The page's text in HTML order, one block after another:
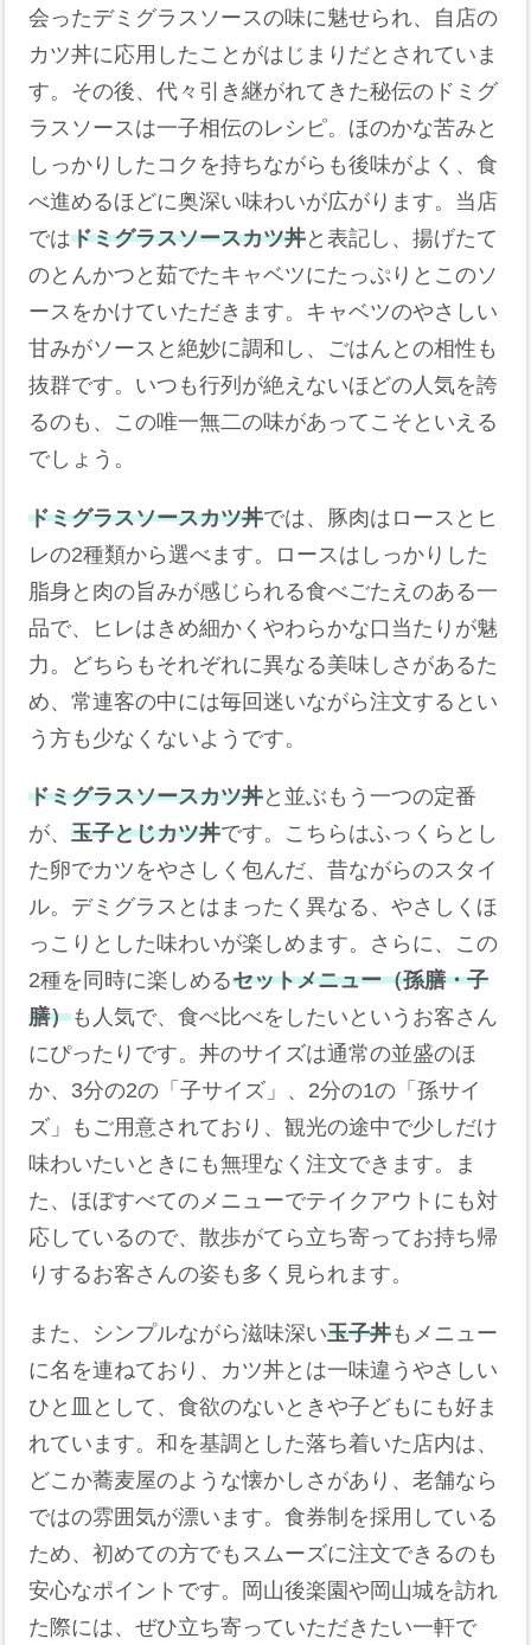
会ったデミグラスソースの味に魅せられ、自店の
カツ丼に応用したことがはじまりだとされていま
す。その後、代々引き継がれてきた秘伝のドミグ
ラスソースは一子相伝のレシピ。ほのかな苦みと
しっかりしたコクを持ちながらも後味がよく、食
べ進めるほどに奥深い味わいが広がります。当店
ではドミグラスソースカツ丼と表記し、揚げたて
のとんかつと茹でたキャベツにたっぷりとこのソ
ースをかけていただきます。キャベツのやさしい
甘みがソースと絶妙に調和し、ごはんとの相性も
抜群です。いつも行列が絶えないほどの人気を誇
るのも、この唯一無二の味があってこそといえる
でしょう。
ドミグラスソースカツ丼では、豚肉はロースとヒ
レの2種類から選べます。ロースはしっかりした
脂身と肉の旨みが感じられる食べごたえのある一
品で、ヒレはきめ細かくやわらかな口当たりが魅
力。どちらもそれぞれに異なる美味しさがあるた
め、常連客の中には毎回迷いながら注文するとい
う方も少なくないようです。
ドミグラスソースカツ丼と並ぶもう一つの定番
が、玉子とじカツ丼です。こちらはふっくらとし
た卵でカツをやさしく包んだ、昔ながらのスタイ
ル。デミグラスとはまったく異なる、やさしくほ
っこりとした味わいが楽しめます。さらに、この
2種を同時に楽しめるセットメニュー（孫膳・子
膳）も人気で、食べ比べをしたいというお客さん
にぴったりです。丼のサイズは通常の並盛のほ
か、3分の2の「子サイズ」、2分の1の「孫サイ
ズ」もご用意されており、観光の途中で少しだけ
味わいたいときにも無理なく注文できます。ま
た、ほぼすべてのメニューでテイクアウトにも対
応しているので、散歩がてら立ち寄ってお持ち帰
りするお客さんの姿も多く見られます。
また、シンプルながら滋味深い玉子丼もメニュー
に名を連ねており、カツ丼とは一味違うやさしい
ひと皿として、食欲のないときや子どもにも好ま
れています。和を基調とした落ち着いた店内は、
どこか蕎麦屋のような懐かしさがあり、老舗なら
ではの雰囲気が漂います。食券制を採用している
ため、初めての方でもスムーズに注文できるのも
安心なポイントです。岡山後楽園や岡山城を訪れ
た際には、ぜひ立ち寄っていただきたい一軒で